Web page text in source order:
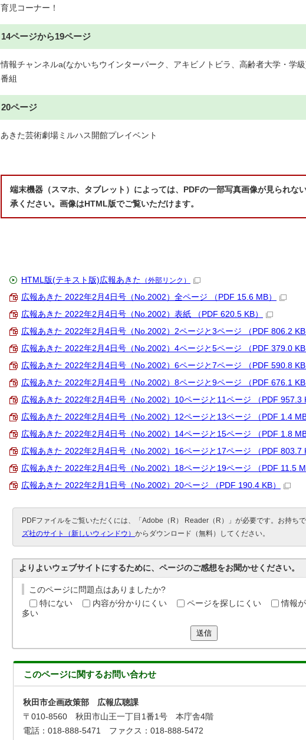
育児コーナー！
14ページから19ページ
情報チャンネルa(なかいちウインターパーク、アキビノトビラ、高齢者大学・学
番組
20ページ
あきた芸術劇場ミルハス開館プレイベント
端末機器（スマホ、タブレット）によっては、PDFの一部写真画像が見られな
承ください。画像はHTML版でご覧いただけます。
HTML版(テキスト版)広報あきた （外部リンク）
広報あきた 2022年2月4日号（No.2002）全ページ （PDF 15.6 MB）
広報あきた 2022年2月4日号（No.2002）表紙 （PDF 620.5 KB）
広報あきた 2022年2月4日号（No.2002）2ページと3ページ （PDF 806.2 KB
広報あきた 2022年2月4日号（No.2002）4ページと5ページ （PDF 379.0 KB
広報あきた 2022年2月4日号（No.2002）6ページと7ページ （PDF 590.8 KB
広報あきた 2022年2月4日号（No.2002）8ページと9ページ （PDF 676.1 KB
広報あきた 2022年2月4日号（No.2002）10ページと11ページ （PDF 957.3
広報あきた 2022年2月4日号（No.2002）12ページと13ページ （PDF 1.4 MB
広報あきた 2022年2月4日号（No.2002）14ページと15ページ （PDF 1.8 MB
広報あきた 2022年2月4日号（No.2002）16ページと17ページ （PDF 803.7
広報あきた 2022年2月4日号（No.2002）18ページと19ページ （PDF 11.5
広報あきた 2022年2月1日号（No.2002）20ページ （PDF 190.4 KB）
PDFファイルをご覧いただくには、「Adobe（R） Reader（R）」が必要です。お持ち
ズ社のサイト（新しいウィンドウ） からダウンロード（無料）してください。
よりよいウェブサイトにするために、ページのご感想をお聞かせください。
このページに問題点はありましたか?
特にない
内容が分かりにくい ページを探しにくい 情報
多い
送信
このページに関するお問い合わせ
秋田市企画政策部 広報広聴課
〒010-8560 秋田市山王一丁目1番1号 本庁舎4階
電話：018-888-5471 ファクス：018-888-5472